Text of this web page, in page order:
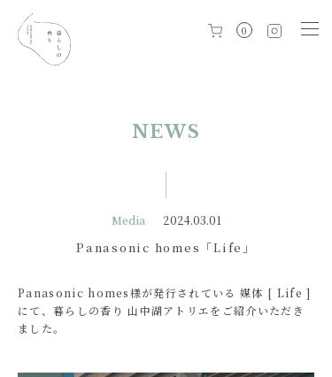
0
NEWS
Media 2024.03.01
Panasonic homes「Life」
Panasonic homes様が発行されている 媒体 [ Life ]
にて、暮らしの香り 山中湖アトリエをご紹介いただき
ました。